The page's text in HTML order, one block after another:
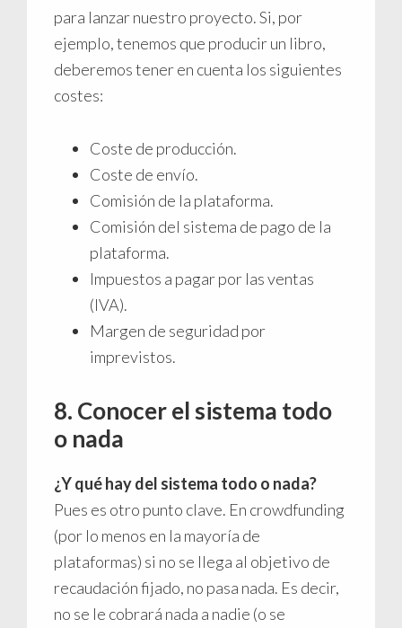
para lanzar nuestro proyecto. Si, por
ejemplo, tenemos que producir un libro,
deberemos tener en cuenta los siguientes
costes:
Coste de producción.
Coste de envío.
Comisión de la plataforma.
Comisión del sistema de pago de la
plataforma.
Impuestos a pagar por las ventas
(IVA).
Margen de seguridad por
imprevistos.
8. Conocer el sistema todo
o nada
¿Y qué hay del sistema todo o nada?
Pues es otro punto clave. En crowdfunding
(por lo menos en la mayoría de
plataformas) si no se llega al objetivo de
recaudación fijado, no pasa nada. Es decir,
no se le cobrará nada a nadie (o se